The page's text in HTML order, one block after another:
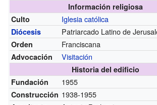
Información religiosa
Culto
Iglesia católica
Diócesis Patriarcado Latino de
Orden Franciscana
Advocación Visitación
Historia del edificio
Fundación
1955
Construcción 1938-1955